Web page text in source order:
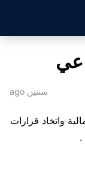
سنتين ago
واتخاذ قرارات
.